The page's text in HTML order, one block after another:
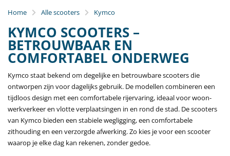
Home
Alle scooters Kymco
KYMCO SCOOTERS –
BETROUWBAAR EN
COMFORTABEL ONDERWEG
Kymco staat bekend om degelijke en betrouwbare scooters die
ontworpen zijn voor dagelijks gebruik. De modellen combineren een
tijdloos design met een comfortabele rijervaring, ideaal voor woon-
werkverkeer en vlotte verplaatsingen in en rond de stad. De scooters
van Kymco bieden een stabiele wegligging, een comfortabele
zithouding en een verzorgde afwerking. Zo kies je voor een scooter
waarop je elke dag kan rekenen, zonder gedoe.